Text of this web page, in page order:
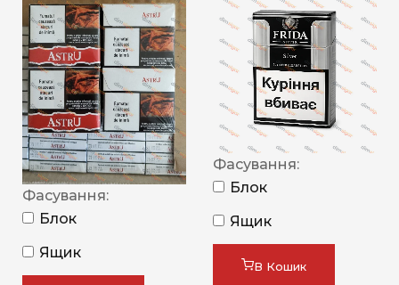
Фасування:
Блок
Ящик
Фасування:
Блок
Ящик
В Кошик